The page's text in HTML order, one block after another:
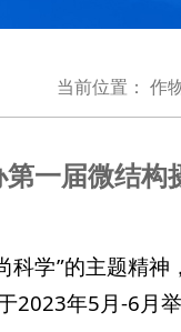
当前位置： 作
第一届微结构
学”的主题精
2023年5月-6月